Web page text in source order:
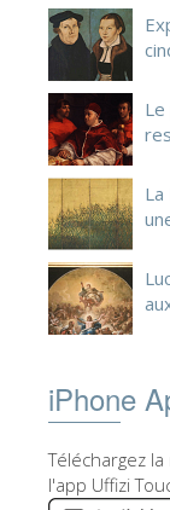
La
iPhone
Téléchargez
l'app Uffizi